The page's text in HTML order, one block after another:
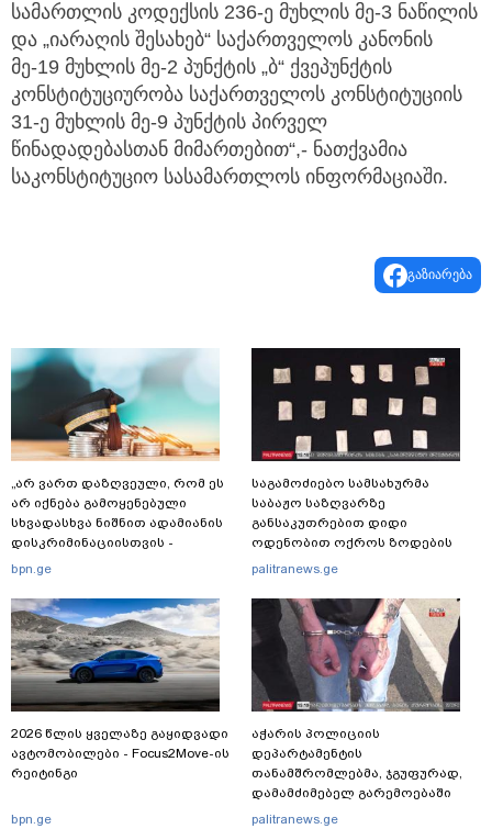
სამართლის კოდექსის 236-ე მუხლის მე-3 ნაწილის
და „იარაღის შესახებ“ საქართველოს კანონის
მე-19 მუხლის მე-2 პუნქტის „ბ“ ქვეპუნქტის
კონსტიტუციურობა საქართველოს კონსტიტუციის
31-ე მუხლის მე-9 პუნქტის პირველ
წინადადებასთან მიმართებით“,- ნათქვამია
საკონსტიტუციო სასამართლოს ინფორმაციაში.
გაზიარება
„არ ვართ დაზღვეული, რომ ეს
არ იქნება გამოყენებული
სხვადასხვა ნიშნით ადამიანის
დისკრიმინაციისთვის -
განათლების სისტემა დიდი
bpn.ge
2026 წლის ყველაზე გაყიდვადი
ავტომობილები - Focus2Move-ის
რეიტინგი
bpn.ge
საგამოძიებო სამსახურმა
საბაჟო საზღვარზე
განსაკუთრებით დიდი
ოდენობით ოქროს ზოდების
უკანონოდ გადმოტანის ფაქტზე
palitranews.ge
აჭარის პოლიციის
დეპარტამენტის
თანამშრომლებმა, ჯგუფურად,
დამამძიმებელ გარემოებაში
ჩადენილი განზრახ
palitranews.ge